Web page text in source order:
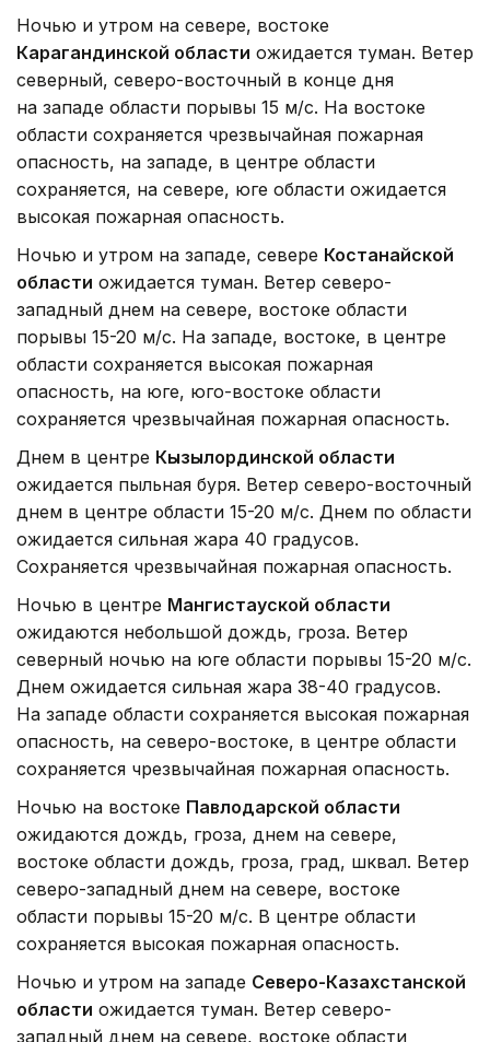
Ночью и утром на севере, востоке
Карагандинской области ожидается туман. Ветер
северный, северо-восточный в конце дня
на западе области порывы 15 м/с. На востоке
области сохраняется чрезвычайная пожарная
опасность, на западе, в центре области
сохраняется, на севере, юге области ожидается
высокая пожарная опасность.
Ночью и утром на западе, севере Костанайской
области ожидается туман. Ветер северо-
западный днем на севере, востоке области
порывы 15-20 м/с. На западе, востоке, в центре
области сохраняется высокая пожарная
опасность, на юге, юго-востоке области
сохраняется чрезвычайная пожарная опасность.
Днем в центре Кызылординской области
ожидается пыльная буря. Ветер северо-восточный
днем в центре области 15-20 м/с. Днем по области
ожидается сильная жара 40 градусов.
Сохраняется чрезвычайная пожарная опасность.
Ночью в центре Мангистауской области
ожидаются небольшой дождь, гроза. Ветер
северный ночью на юге области порывы 15-20 м/с.
Днем ожидается сильная жара 38-40 градусов.
На западе области сохраняется высокая пожарная
опасность, на северо-востоке, в центре области
сохраняется чрезвычайная пожарная опасность.
Ночью на востоке Павлодарской области
ожидаются дождь, гроза, днем на севере,
востоке области дождь, гроза, град, шквал. Ветер
северо-западный днем на севере, востоке
области порывы 15-20 м/с. В центре области
сохраняется высокая пожарная опасность.
Ночью и утром на западе Северо-Казахстанской
области ожидается туман. Ветер северо-
западный днем на севере, востоке области